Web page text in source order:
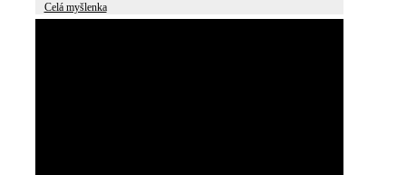
Celá myšlenka